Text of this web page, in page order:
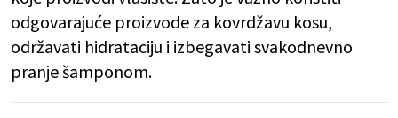
odgovarajuće proizvode za kovrdžavu kosu,
održavati hidrataciju i izbegavati svakodnevno
pranje šamponom.